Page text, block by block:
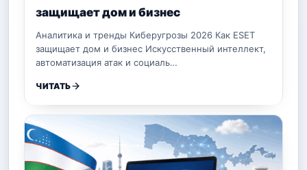
защищает дом и бизнес
Аналитика и тренды Киберугрозы 2026 Как ESET
защищает дом и бизнес Искусственный интеллект,
автоматизация атак и социаль…
ЧИТАТЬ